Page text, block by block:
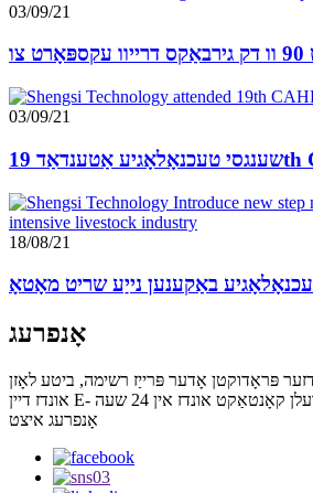
03/09/21
03/09/21
18/08/21
אָנפרעג
פּראָדוקטן אָדער פּרייַז רשימה, ביטע לאָזן
אָנפרעג איצט